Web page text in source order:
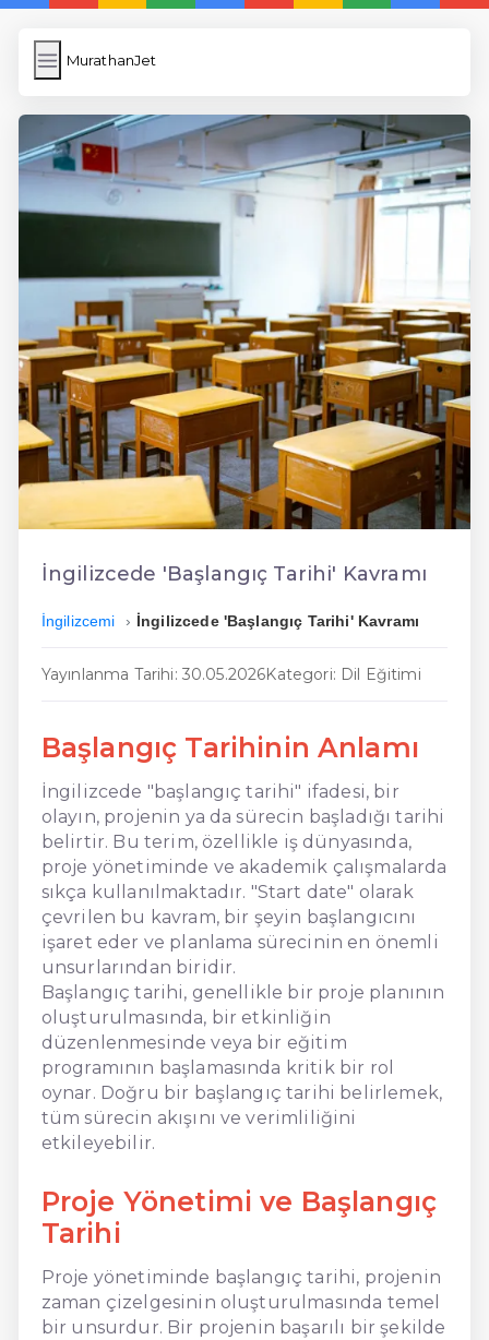
MurathanJet
MurathanJet
Subir Imagen
Wordpress Cache
5 Günde İngilizce
İngilizce
Dil Eğitimi
En Hızlı İngilizce
En Kolay İngilizce
En Ucuz İngilizce
En Uygun İngilizce
Hızlı İngilizce
İngilizcede 'Başlangıç Tarihi' Kavramı
İngilizcemi İngilizcede 'Başlangıç Tarihi' Kavramı
Yayınlanma Tarihi: 30.05.2026Kategori: Dil Eğitimi
Başlangıç Tarihinin Anlamı
İngilizcede "başlangıç tarihi" ifadesi, bir
olayın, projenin ya da sürecin başladığı tarihi
belirtir. Bu terim, özellikle iş dünyasında,
proje yönetiminde ve akademik çalışmalarda
sıkça kullanılmaktadır. "Start date" olarak
çevrilen bu kavram, bir şeyin başlangıcını
işaret eder ve planlama sürecinin en önemli
unsurlarından biridir.
Başlangıç tarihi, genellikle bir proje planının
oluşturulmasında, bir etkinliğin
düzenlenmesinde veya bir eğitim
programının başlamasında kritik bir rol
oynar. Doğru bir başlangıç tarihi belirlemek,
tüm sürecin akışını ve verimliliğini
etkileyebilir.
Proje Yönetimi ve Başlangıç
Tarihi
Proje yönetiminde başlangıç tarihi, projenin
zaman çizelgesinin oluşturulmasında temel
bir unsurdur. Bir projenin başarılı bir şekilde